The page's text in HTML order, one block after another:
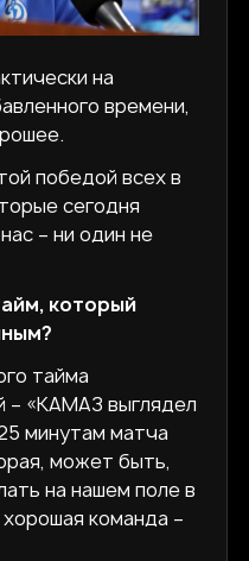
на
времени,
победой всех в
сегодня
– ни один не
который
тайма
– «КАМАЗ выглядел
минутам матча
может быть,
на нашем поле в
команда –